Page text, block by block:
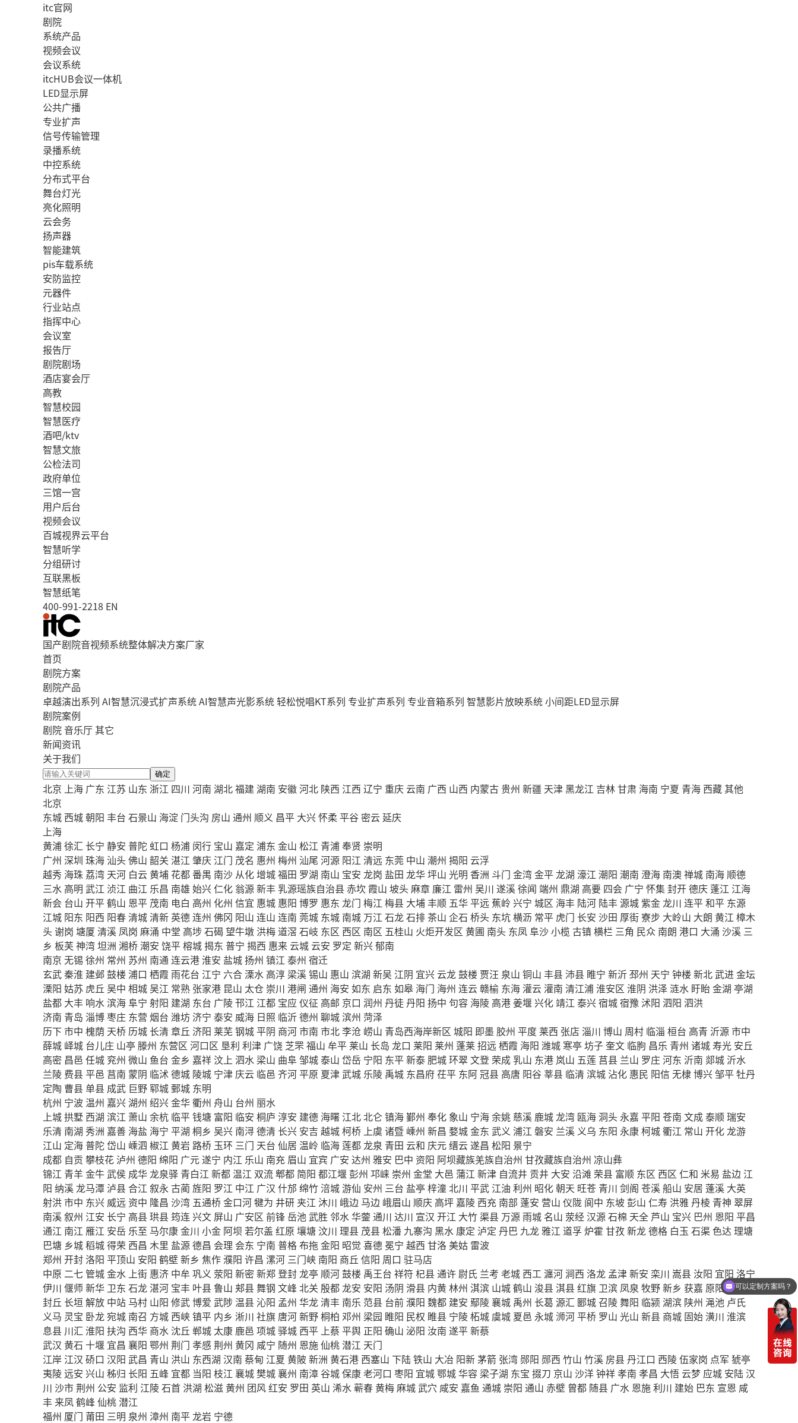
itc官网
剧院
系统产品
视频会议
会议系统
itcHUB会议一体机
LED显示屏
公共广播
专业扩声
信号传输管理
录播系统
中控系统
分布式平台
舞台灯光
亮化照明
云会务
扬声器
智能建筑
pis车载系统
安防监控
元器件
行业站点
指挥中心
会议室
报告厅
剧院剧场
酒店宴会厅
高教
智慧校园
智慧医疗
酒吧/ktv
智慧文旅
公检法司
政府单位
三馆一宫
用户后台
视频会议
百城视界云平台
智慧听学
分组研讨
互联黑板
智慧纸笔
400-991-2218 EN
国产剧院音视频系统整体解决方案厂家
首页
剧院方案
剧院产品
卓越演出系列 AI智慧沉浸式扩声系统AI智慧声光影系统轻松悦唱KT系列 专业扩声系列 专业音箱系列 智慧影片放映系统小间距LED显示屏
剧院案例
剧院音乐厅其它
新闻资讯
关于我们
确定
北京 上海 广东 江苏 山东 浙江 四川 河南 湖北福建湖南 安徽河北 陕西 江西 辽宁 重庆 云南 广西 山西 内蒙古 贵州 新疆 天津黑龙江 吉林甘肃 海南 宁夏 青海 西藏其他
北京
东城 西城朝阳 丰台 石景山 海淀 门头沟 房山 通州 顺义 昌平 大兴怀柔平谷 密云延庆
上海
黄浦徐汇 长宁 静安 普陀 虹口 杨浦 闵行 宝山 嘉定 浦东 金山 松江 青浦奉贤 崇明
广州 深圳 珠海 汕头佛山 韶关 湛江 肇庆 江门 茂名 惠州 梅州 汕尾 河源 阳江 清远 东莞 中山 潮州 揭阳 云浮
越秀 海珠 荔湾 天河 白云黄埔 花都番禺 南沙 从化增城福田 罗湖 南山 宝安 龙岗 盐田 龙华坪山 光明 香洲 斗门 金湾金平龙湖 濠江 潮阳 潮南 澄海 南澳禅城 南海 顺德
三水 高明 武江 浈江 曲江 乐昌 南雄 始兴仁化 翁源新丰乳源瑶族自治县赤坎 霞山 坡头麻章 廉江 雷州 吴川 遂溪徐闻 端州 鼎湖 高要 四会 广宁 怀集封开德庆 蓬江 江海
新会 台山 开平鹤山 恩平 茂南 电白 高州 化州 信宜 惠城 惠阳 博罗 惠东 龙门 梅江 梅县 大埔丰顺 五华平远 蕉岭 兴宁 城区 海丰 陆河 陆丰源城紫金龙川 连平和平 东源
江城 阳东 阳西 阳春清城清新 英德连州 佛冈 阳山 连山 连南 莞城 东城 南城 万江 石龙石排茶山 企石 桥头 东坑横沥 常平 虎门 长安 沙田 厚街寮步 大岭山 大朗 黄江 樟木
头谢岗 塘厦 清溪 凤岗 麻涌 中堂 高埗石碣 望牛墩 洪梅道滘 石岐 东区 西区 南区 五桂山 火炬开发区 黄圃 南头 东凤阜沙小榄 古镇横栏 三角 民众 南朗 港口 大涌 沙溪 三
乡 板芙 神湾坦洲 湘桥潮安 饶平榕城揭东 普宁 揭西 惠来 云城 云安 罗定 新兴郁南
南京 无锡 徐州 常州 苏州 南通连云港淮安 盐城扬州 镇江 泰州 宿迁
玄武秦淮 建邺鼓楼 浦口 栖霞 雨花台 江宁 六合 溧水 高淳 梁溪锡山 惠山 滨湖 新吴 江阴 宜兴 云龙鼓楼 贾汪 泉山 铜山 丰县 沛县 睢宁 新沂邳州 天宁 钟楼 新北武进金坛
溧阳 姑苏 虎丘 吴中 相城吴江 常熟 张家港 昆山 太仓 崇川 港闸 通州 海安 如东 启东 如皋 海门 海州 连云赣榆 东海灌云灌南 清江浦淮安区 淮阴 洪泽 涟水 盱眙金湖 亭湖
盐都 大丰 响水滨海阜宁 射阳 建湖 东台 广陵邗江 江都 宝应 仪征 高邮 京口 润州 丹徒丹阳 扬中 句容 海陵 高港姜堰兴化靖江 泰兴宿城宿豫 沭阳 泗阳 泗洪
济南 青岛 淄博枣庄 东营 烟台 潍坊济宁 泰安 威海 日照 临沂德州 聊城滨州 菏泽
历下市中 槐荫 天桥 历城 长清章丘 济阳 莱芜钢城平阴 商河市南 市北李沧 崂山 青岛西海岸新区 城阳 即墨 胶州 平度 莱西 张店 淄川 博山 周村 临淄 桓台 高青 沂源市中
薛城 峄城 台儿庄 山亭 滕州 东营区 河口区 垦利 利津 广饶 芝罘福山 牟平 莱山 长岛 龙口 莱阳 莱州 蓬莱招远 栖霞 海阳 潍城 寒亭 坊子奎文 临朐 昌乐 青州 诸城寿光 安丘
高密 昌邑 任城 兖州 微山 鱼台 金乡 嘉祥 汶上 泗水 梁山 曲阜邹城泰山 岱岳 宁阳 东平新泰 肥城环翠文登 荣成乳山 东港 岚山 五莲 莒县 兰山 罗庄河东 沂南 郯城 沂水
兰陵 费县平邑 莒南 蒙阴 临沭德城 陵城 宁津 庆云 临邑 齐河平原 夏津武城 乐陵 禹城 东昌府茌平 东阿冠县 高唐 阳谷莘县 临清滨城 沾化 惠民 阳信无棣博兴邹平牡丹
定陶 曹县单县 成武 巨野 郓城 鄄城 东明
杭州 宁波 温州 嘉兴湖州 绍兴金华衢州 舟山 台州 丽水
上城拱墅 西湖 滨江 萧山 余杭 临平钱塘 富阳 临安 桐庐 淳安 建德 海曙 江北北仑镇海鄞州 奉化 象山 宁海余姚 慈溪 鹿城龙湾 瓯海洞头 永嘉 平阳 苍南 文成泰顺瑞安
乐清 南湖 秀洲 嘉善 海盐 海宁 平湖 桐乡 吴兴 南浔德清 长兴 安吉 越城柯桥 上虞 诸暨 嵊州 新昌 婺城金东 武义 浦江 磐安 兰溪 义乌 东阳 永康柯城衢江 常山 开化龙游
江山 定海普陀 岱山 嵊泗 椒江 黄岩 路桥 玉环 三门 天台 仙居 温岭 临海莲都龙泉 青田 云和 庆元缙云遂昌 松阳 景宁
成都 自贡 攀枝花 泸州 德阳 绵阳 广元遂宁 内江 乐山 南充 眉山 宜宾 广安 达州 雅安 巴中 资阳 阿坝藏族羌族自治州 甘孜藏族自治州 凉山彝
锦江 青羊金牛武侯 成华龙泉驿 青白江 新都 温江 双流郫都 简阳 都江堰彭州 邛崃 崇州 金堂 大邑 蒲江 新津 自流井 贡井 大安 沿滩 荣县 富顺 东区 西区 仁和 米易 盐边 江
阳 纳溪龙马潭 泸县合江 叙永古蔺旌阳 罗江 中江 广汉 什邡 绵竹 涪城游仙 安州 三台 盐亭 梓潼北川 平武 江油 利州 昭化朝天 旺苍 青川 剑阁 苍溪船山 安居 蓬溪 大英
射洪市中 东兴 威远 资中 隆昌 沙湾 五通桥金口河犍为 井研 夹江 沐川 峨边 马边 峨眉山 顺庆 高坪 嘉陵 西充 南部 蓬安 营山 仪陇 阆中 东坡彭山 仁寿 洪雅丹棱 青神 翠屏
南溪叙州 江安 长宁 高县珙县筠连兴文 屏山 广安区 前锋岳池武胜 邻水华蓥 通川 达川 宣汉 开江 大竹 渠县 万源雨城 名山 荥经汉源石棉 天全 芦山 宝兴 巴州 恩阳 平昌
通江 南江 雁江 安岳 乐至 马尔康金川 小金 阿坝 若尔盖 红原 壤塘 汶川 理县 茂县松潘 九寨沟 黑水 康定 泸定 丹巴 九龙雅江 道孚炉霍 甘孜新龙德格 白玉 石渠色达 理塘
巴塘 乡城稻城得荣 西昌 木里 盐源德昌 会理 会东 宁南 普格布拖金阳 昭觉 喜德 冕宁 越西 甘洛 美姑 雷波
郑州 开封洛阳 平顶山 安阳 鹤壁新乡 焦作濮阳 许昌 漯河 三门峡 南阳 商丘 信阳 周口 驻马店
中原 二七 管城金水 上街 惠济 中牟巩义 荥阳 新密 新郑登封龙亭 顺河鼓楼 禹王台 祥符 杞县通许 尉氏 兰考 老城 西工瀍河涧西 洛龙 孟津新安 栾川 嵩县 汝阳 宜阳 洛宁
伊川 偃师新华 卫东 石龙湛河 宝丰 叶县鲁山 郏县舞钢 文峰 北关 殷都龙安 安阳 汤阴 滑县 内黄林州 淇滨 山城鹤山 浚县淇县红旗 卫滨 凤泉 牧野新乡 获嘉 原阳延津
封丘 长垣解放 中站 马村 山阳 修武博爱 武陟 温县沁阳 孟州 华龙清丰 南乐 范县 台前濮阳 魏都 建安 鄢陵襄城 禹州 长葛 源汇 郾城召陵舞阳 临颍 湖滨 陕州 渑池 卢氏
义马 灵宝 卧龙宛城 南召 方城 西峡镇平 内乡 淅川 社旗 唐河新野桐柏 邓州 梁园 睢阳 民权 睢县 宁陵柘城 虞城 夏邑 永城浉河平桥 罗山 光山 新县 商城 固始潢川 淮滨
息县 川汇 淮阳 扶沟 西华 商水 沈丘 郸城 太康 鹿邑 项城驿城 西平 上蔡 平舆 正阳 确山 泌阳 汝南 遂平新蔡
武汉 黄石 十堰 宜昌 襄阳 鄂州 荆门 孝感荆州 黄冈 咸宁 随州 恩施仙桃潜江 天门
江岸 江汉 硚口 汉阳 武昌 青山 洪山 东西湖 汉南 蔡甸 江夏 黄陂 新洲 黄石港 西塞山 下陆铁山 大冶 阳新茅箭 张湾 郧阳 郧西 竹山 竹溪 房县丹江口 西陵伍家岗 点军 猇亭
夷陵远安 兴山 秭归 长阳 五峰 宜都 当阳 枝江 襄城樊城襄州 南漳谷城保康老河口 枣阳 宜城鄂城华容 梁子湖 东宝 掇刀 京山 沙洋钟祥孝南 孝昌 大悟 云梦 应城 安陆汉
川 沙市荆州 公安 监利 江陵石首 洪湖 松滋黄州 团风红安 罗田 英山 浠水蕲春黄梅麻城武穴 咸安 嘉鱼 通城 崇阳 通山 赤壁 曾都 随县 广水 恩施利川 建始 巴东 宣恩 咸
丰 来凤鹤峰 仙桃潜江
福州 厦门 莆田 三明 泉州 漳州 南平龙岩 宁德
可以定制方案吗？